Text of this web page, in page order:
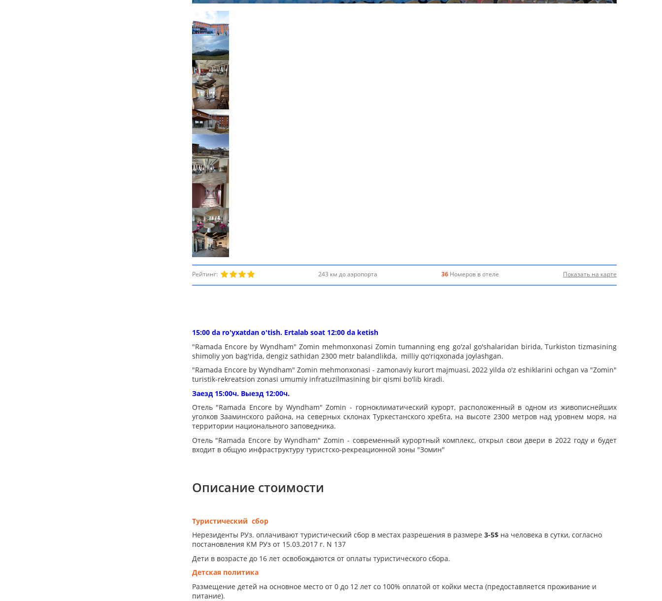
Рейтинг: 243 км до аэропорта 36 Номеров в отеле Показать на карте
15:00 da ro'yxatdan o'tish. Ertalab soat 12:00 da ketish
"Ramada Encore by Wyndham" Zomin mehmonxonasi Zomin tumanning eng go'zal go'shalaridan birida, Turkiston tizmasining
shimoliy yon bag'rida, dengiz sathidan 2300 metr balandlikda, milliy qo'riqxonada joylashgan.
"Ramada Encore by Wyndham" Zomin mehmonxonasi - zamonaviy kurort majmuasi, 2022 yilda o'z eshiklarini ochgan va "Zomin"
turistik-rekreatsion zonasi umumiy infratuzilmasining bir qismi bo'lib kiradi.
Заезд 15:00ч. Выезд 12:00ч.
Отель "Ramada Encore by Wyndham" Zomin - горноклиматический курорт, расположенный в одном из живописнейших
уголков Зааминского района, на северных склонах Туркестанского хребта, на высоте 2300 метров над уровнем моря, на
территории национального заповедника.
Отель "Ramada Encore by Wyndham" Zomin - современный курортный комплекс, открыл свои двери в 2022 году и будет
входит в общую инфраструктуру туристско-рекреационной зоны "Зомин"
Описание стоимости
Туристический сбор
Нерезиденты РУз. оплачивают туристический сбор в местах разрешения в размере 3-5$на человека в сутки, согласно
постановления КМ РУз от 15.03.2017 г. N 137
Дети в возрасте до 16 лет освобождаются от оплаты туристического сбора.
Детская политика
Размещение детей на основное место от 0 до 12 лет со 100% оплатой от койки места (предоставляется проживание и
питание).